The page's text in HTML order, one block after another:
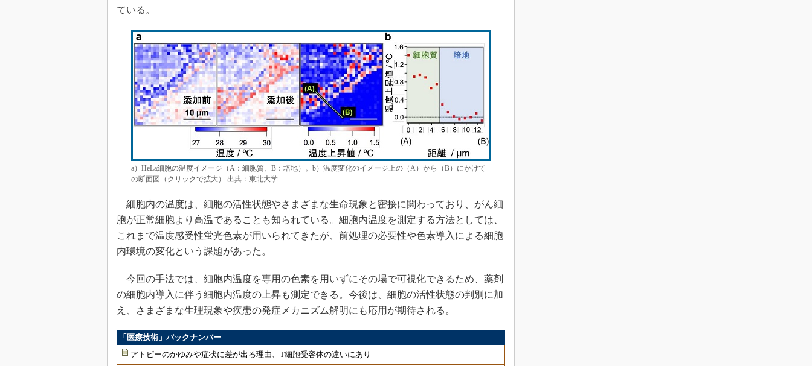
ている。
a）HeLa細胞の温度イメージ（A：細胞質、B：培地）。b）温度変化のイメージ上の（A）から（B）にかけて
の断面図（クリックで拡大） 出典：東北大学
細胞内の温度は、細胞の活性状態やさまざまな生命現象と密接に関わっており、がん細
胞が正常細胞より高温であることも知られている。細胞内温度を測定する方法としては、
これまで温度感受性蛍光色素が用いられてきたが、前処理の必要性や色素導入による細胞
内環境の変化という課題があった。
今回の手法では、細胞内温度を専用の色素を用いずにその場で可視化できるため、薬剤
の細胞内導入に伴う細胞内温度の上昇も測定できる。今後は、細胞の活性状態の判別に加
え、さまざまな生理現象や疾患の発症メカニズム解明にも応用が期待される。
「医療技術」バックナンバー
アトピーのかゆみや症状に差が出る理由、T細胞受容体の違いにあり